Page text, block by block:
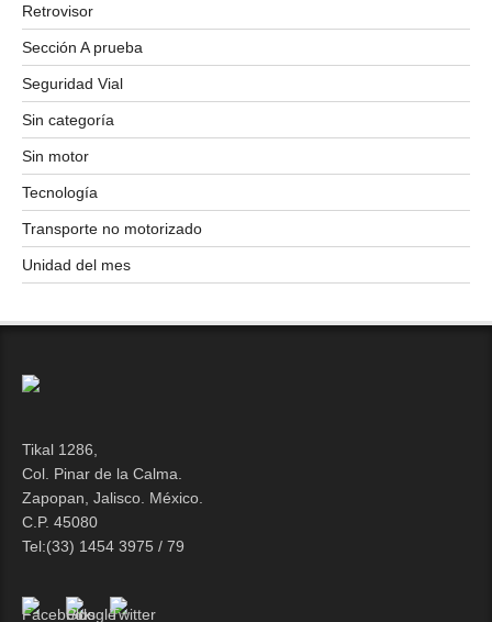
Retrovisor
Sección A prueba
Seguridad Vial
Sin categoría
Sin motor
Tecnología
Transporte no motorizado
Unidad del mes
Tikal 1286,
Col. Pinar de la Calma.​
Zapopan, Jalisco. México.
C.P. 45080​
Tel:(33) 1454 3975 / 79